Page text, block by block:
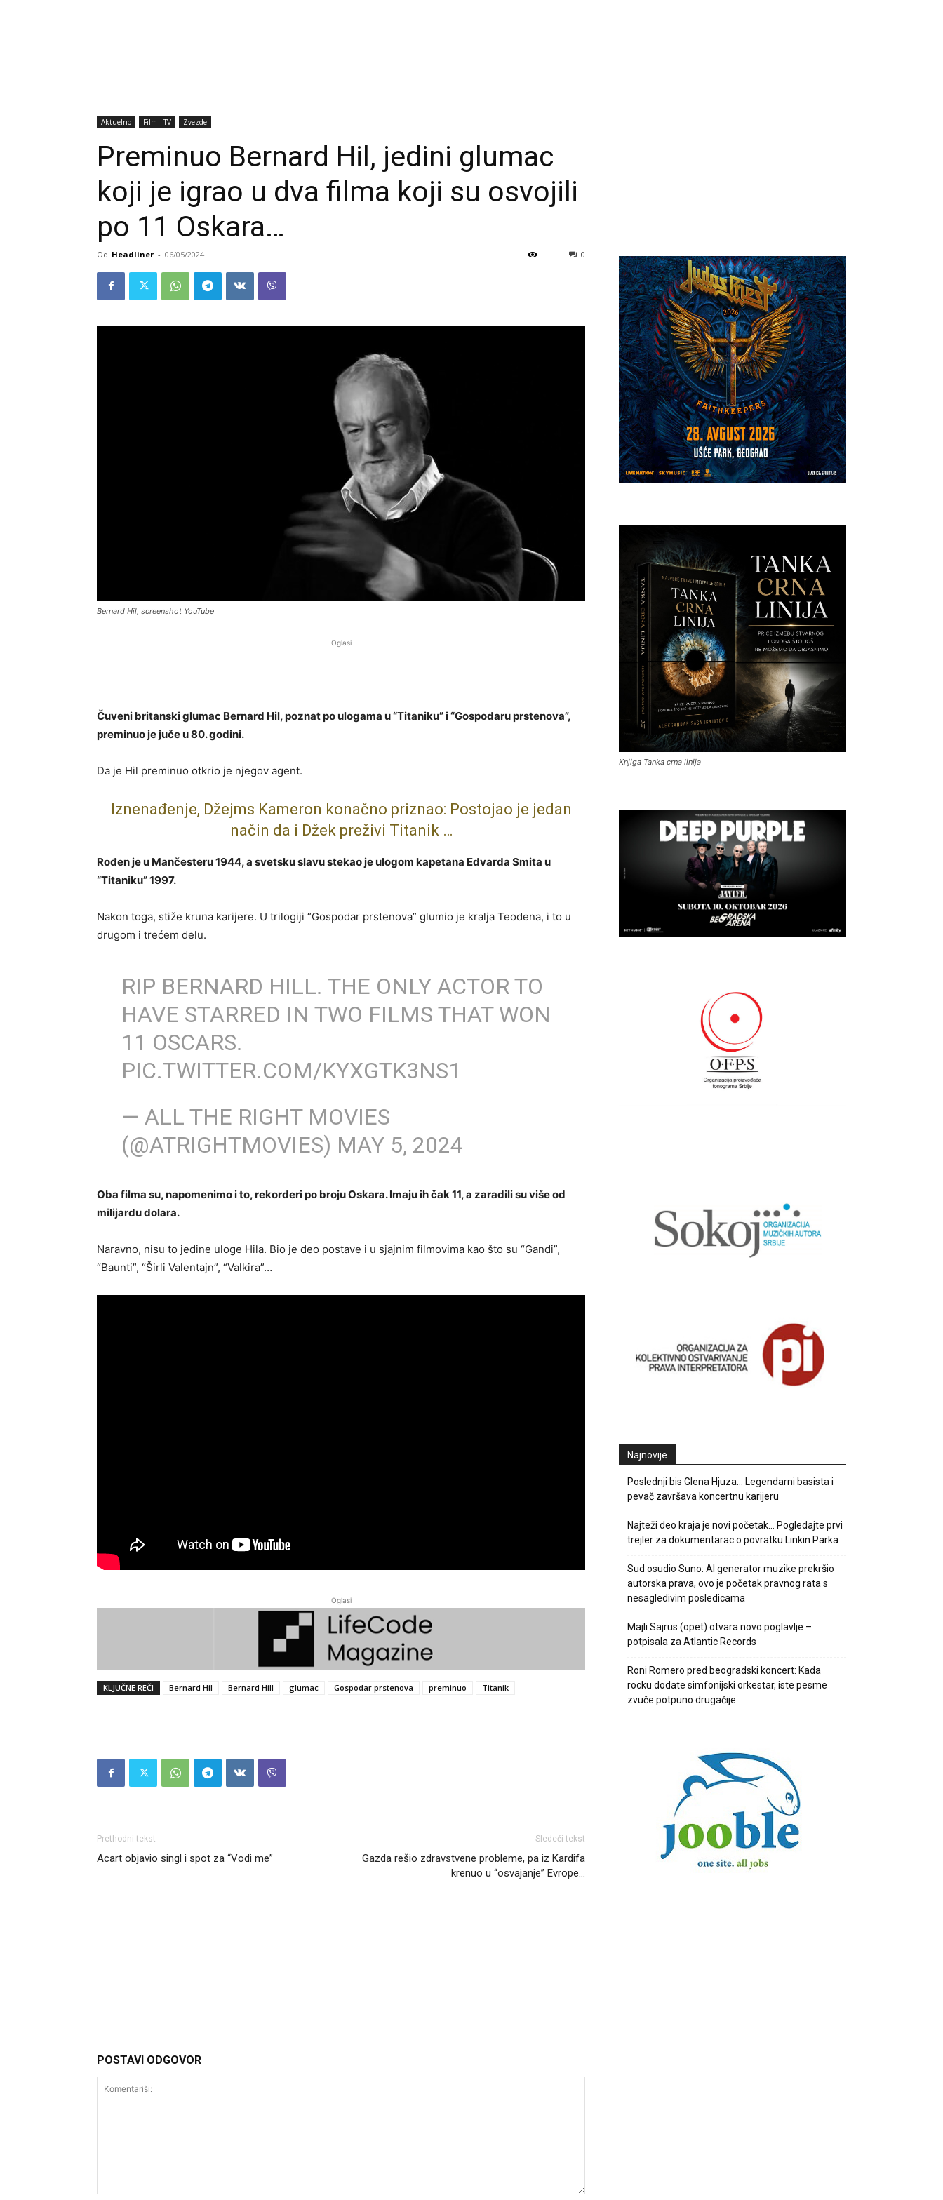
Aktuelno Film - TV Zvezde
Preminuo Bernard Hil, jedini glumac
koji je igrao u dva filma koji su osvojili
po 11 Oskara…
Od Headliner - 06/05/2024 0
Bernard Hil, screenshot YouTube
Oglasi
Čuveni britanski glumac Bernard Hil, poznat po ulogama u “Titaniku” i “Gospodaru prstenova”,
preminuo je juče u 80. godini.
Da je Hil preminuo otkrio je njegov agent.
Iznenađenje, Džejms Kameron konačno priznao: Postojao je jedan
način da i Džek preživi Titanik …
Rođen je u Mančesteru 1944, a svetsku slavu stekao je ulogom kapetana Edvarda Smita u
“Titaniku” 1997.
Nakon toga, stiže kruna karijere. U trilogiji “Gospodar prstenova” glumio je kralja Teodena, i to u
drugom i trećem delu.
RIP BERNARD HILL. THE ONLY ACTOR TO
HAVE STARRED IN TWO FILMS THAT WON
11 OSCARS.
PIC.TWITTER.COM/KYXGTK3NS1
— ALL THE RIGHT MOVIES
(@ATRIGHTMOVIES) MAY 5, 2024
Oba filma su, napomenimo i to, rekorderi po broju Oskara. Imaju ih čak 11, a zaradili su više od
milijardu dolara.
Naravno, nisu to jedine uloge Hila. Bio je deo postave i u sjajnim filmovima kao što su “Gandi”,
“Baunti”, “Širli Valentajn”, “Valkira”…
Oglasi
KLJUČNE REČI Bernard Hil Bernard Hill glumac Gospodar prstenova preminuo Titanik
Prethodni tekst
Acart objavio singl i spot za “Vodi me”
Sledeći tekst
Gazda rešio zdravstvene probleme, pa iz Kardifa
krenuo u “osvajanje” Evrope…
POSTAVI ODGOVOR
Knjiga Tanka crna linija
Najnovije
Poslednji bis Glena Hjuza… Legendarni basista i
pevač završava koncertnu karijeru
Najteži deo kraja je novi početak… Pogledajte prvi
trejler za dokumentarac o povratku Linkin Parka
Sud osudio Suno: AI generator muzike prekršio
autorska prava, ovo je početak pravnog rata s
nesagledivim posledicama
Majli Sajrus (opet) otvara novo poglavlje –
potpisala za Atlantic Records
Roni Romero pred beogradski koncert: Kada
rocku dodate simfonijski orkestar, iste pesme
zvuče potpuno drugačije